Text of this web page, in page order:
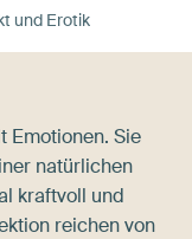
und Erotik
Emotionen. Sie
natürlichen
kraftvoll und
reichen von